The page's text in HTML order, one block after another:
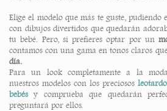
Elige el modelo que más te guste, pudiendo
con dibujos divertidos que quedarán
tu bebé. Pero, si prefieres optar por un
contamos con una gama en tonos claros
día.
Para un look completamente a la
nuestros modelos con los preciosos
bebés y comprueba que quedarán
preguntará por ellos.